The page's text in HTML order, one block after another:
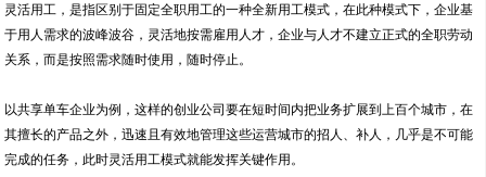
灵活用工，是指区别于固定全职用工的一种全新用工模式，在此种模式下，企业基
于用人需求的波峰波谷，灵活地按需雇用人才，企业与人才不建立正式的全职劳动
关系，而是按照需求随时使用，随时停止。
以共享单车企业为例，这样的创业公司要在短时间内把业务扩展到上百个城市，在
其擅长的产品之外，迅速且有效地管理这些运营城市的招人、补人，几乎是不可能
完成的任务，此时灵活用工模式就能发挥关键作用。